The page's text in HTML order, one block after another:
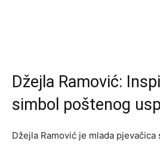
Džejla Ramović:
simbol poštenog
Džejla Ramović je mlada pjevačica